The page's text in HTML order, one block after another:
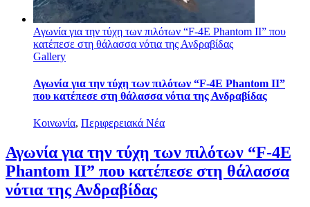
Αγωνία για την τύχη των πιλότων “F-4E Phantom II” που
κατέπεσε στη θάλασσα νότια της Ανδραβίδας
Gallery
Αγωνία για την τύχη των πιλότων “F-4E Phantom II”
που κατέπεσε στη θάλασσα νότια της Ανδραβίδας
Κοινωνία, Περιφερειακά Νέα
Αγωνία για την τύχη των πιλότων “F-4E
Phantom II” που κατέπεσε στη θάλασσα
νότια της Ανδραβίδας